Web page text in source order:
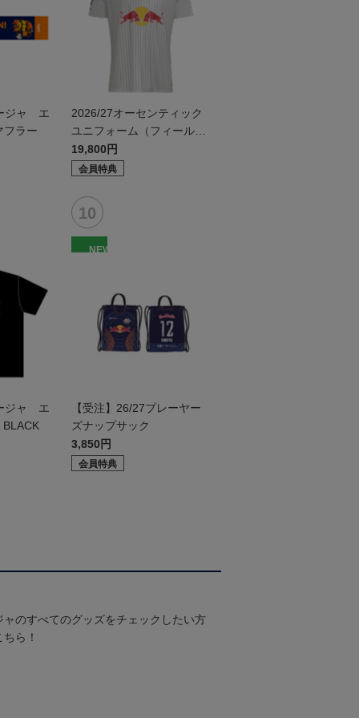
ジャ エ
フラー
2026/27オーセンティック
ユニフォーム（フィールド
2nd）
19,800円
会員特典
ジャ エ
NEW
【受注】26/27プレーヤー
ズナップサック
3,850円
会員特典
のすべてのグッズをチェックしたい方
ら！